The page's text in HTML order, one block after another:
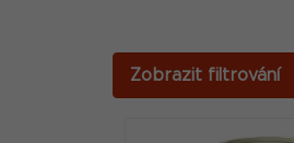
o